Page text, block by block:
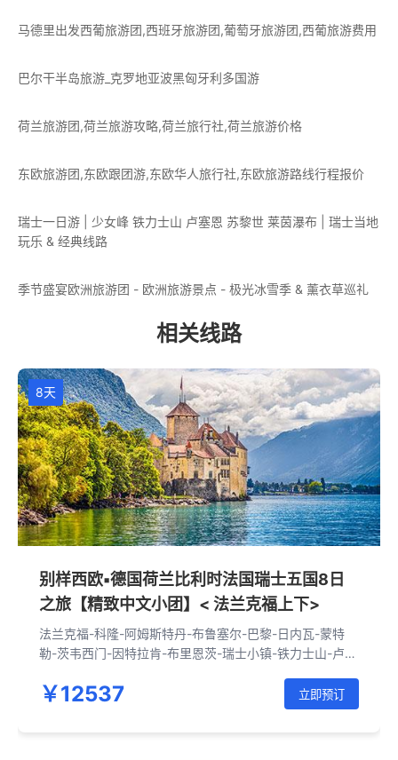
马德里出发西葡旅游团,西班牙旅游团,葡萄牙旅游团,西葡旅游费用
巴尔干半岛旅游_克罗地亚波黑匈牙利多国游
荷兰旅游团,荷兰旅游攻略,荷兰旅行社,荷兰旅游价格
东欧旅游团,东欧跟团游,东欧华人旅行社,东欧旅游路线行程报价
瑞士一日游 | 少女峰 铁力士山 卢塞恩 苏黎世 莱茵瀑布 | 瑞士当地
玩乐 & 经典线路
季节盛宴欧洲旅游团 - 欧洲旅游景点 - 极光冰雪季 & 薰衣草巡礼
相关线路
8天
别样西欧▪德国荷兰比利时法国瑞士五国8日
之旅【精致中文小团】< 法兰克福上下>
法兰克福-科隆-阿姆斯特丹-布鲁塞尔-巴黎-日内瓦-蒙特
勒-茨韦西门-因特拉肯-布里恩茨-瑞士小镇-铁力士山-卢塞
￥12537 立即预订